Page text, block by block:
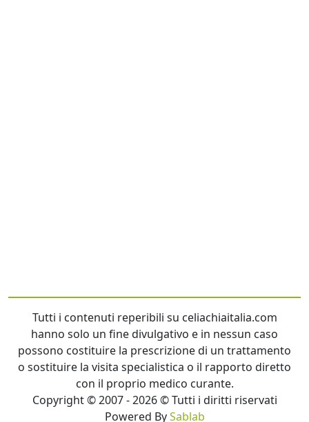
Tutti i contenuti reperibili su celiachiaitalia.com
hanno solo un fine divulgativo e in nessun caso
possono costituire la prescrizione di un trattamento
o sostituire la visita specialistica o il rapporto diretto
con il proprio medico curante.
Copyright © 2007 - 2026 © Tutti i diritti riservati
Powered BySablab